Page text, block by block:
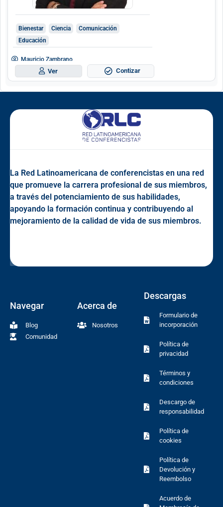
Bienestar Ciencia
Comunicación
Educación
Mauricio Zambrano
Ver Contizar
La Red Latinoamericana de conferencistas en una red
que promueve la carrera profesional de sus miembros,
a través del potenciamiento de sus habilidades,
apoyando la formación continua y contribuyendo al
mejoramiento de la calidad de vida de sus miembros.
Navegar
Blog
Comunidad
Acerca de
Nosotros
Descargas
Formulario de
incorporación
Política de
privacidad
Términos y
condiciones
Descargo de
responsabilidad
Política de
cookies
Política de
Devolución y
Reembolso
Acuerdo de